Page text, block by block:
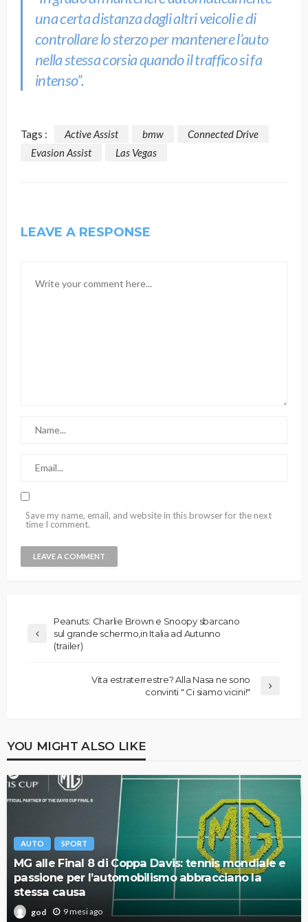
una certa distanza dagli altri veicoli e di
controllare lo sterzo per mantenere l’auto
nella stessa corsia quando il traffico si fa
intenso”.
Tags : Active Assist bmw
Connected Drive
Evasion Assist
Las Vegas
LEAVE A RESPONSE
Save my name, email, and website in this browser for the next
time I comment.
Peanuts: Charlie Brown e Snoopy sbarcano
sul grande schermo,in Italia ad Autunno
(trailer)
Vita estraterrestre? Alla Nasa ne sono
convinti " Ci siamo vicini!"
YOU MIGHT ALSO LIKE
AUTO SPORT
MG alle Final 8 di Coppa Davis: tennis mondiale e
passione per l’automobilismo abbracciano la
stessa causa
god 9 mesi ago